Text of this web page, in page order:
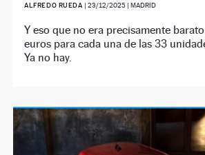
ALFREDO RUEDA |23/12/2025 | MADRID
Y eso que no era precisamente
euros para cada una de las 33
Ya no hay.